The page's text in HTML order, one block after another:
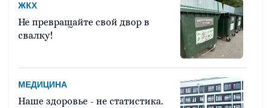
ЖКХ
Не превращайте свой двор в
свалку!
МЕДИЦИНА
Наше здоровье - не статистика.